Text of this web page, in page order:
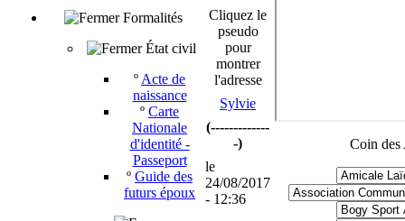
Formalités
État civil
º Acte de
naissance
º Carte
Nationale
d'identité -
Passeport
º Guide des
futurs époux
Cliquez le
pseudo
pour
montrer
l'adresse
Sylvie
(-------------
-)
le
24/08/2017
- 12:36
Coin des